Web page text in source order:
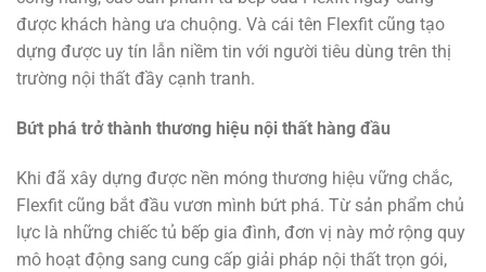
được khách hàng ưa chuộng. Và cái tên Flexfit cũng tạo
dựng được uy tín lẫn niềm tin với người tiêu dùng trên thị
trường nội thất đầy cạnh tranh.
Bứt phá trở thành thương hiệu nội thất hàng đầu
Khi đã xây dựng được nền móng thương hiệu vững chắc,
Flexfit cũng bắt đầu vươn mình bứt phá. Từ sản phẩm chủ
lực là những chiếc tủ bếp gia đình, đơn vị này mở rộng quy
mô hoạt động sang cung cấp giải pháp nội thất trọn gói,